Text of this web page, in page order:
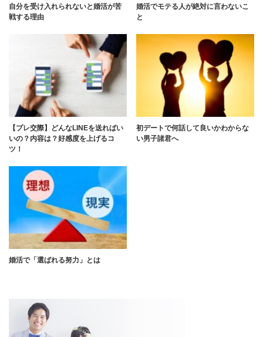
自分を受け入れられないと婚活が苦
戦する理由
婚活でモテる人が絶対に言わないこ
と
【プレ交際】どんなLINEを送ればい
いの？内容は？好感度を上げるコ
ツ！
初デートで何話して良いかわからな
い男子諸君へ
婚活で「選ばれる努力」とは